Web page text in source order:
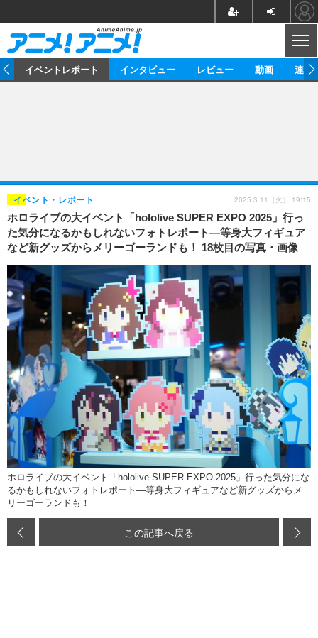
ゲーム グッズ
イベント 海外
海外イベント ビジネス
俳優・タレント アーティスト
ビジネス
アニメ 実写
書評 イベント
ゲーム 座談会
動画
アニメ 映画/ドラマ
アニメ！アニメ！TV ABEMA Cafe
連載・コラム
イベントレポート インタビュー レビュー 動画 連載
ホロライブの大イベント「hololive SUPER EXPO 2025」行っ
た気分になるかもしれないフォトレポート―等身大フィギュア
など新グッズからメリーゴーランドも！ 18枚目の写真・画像
イベント・レポート 2025.3.11（火） 19:15
ホロライブの大イベント「hololive SUPER EXPO 2025」行った気分にな
るかもしれないフォトレポート―等身大フィギュアなど新グッズからメ
リーゴーランドも！
この記事へ戻る